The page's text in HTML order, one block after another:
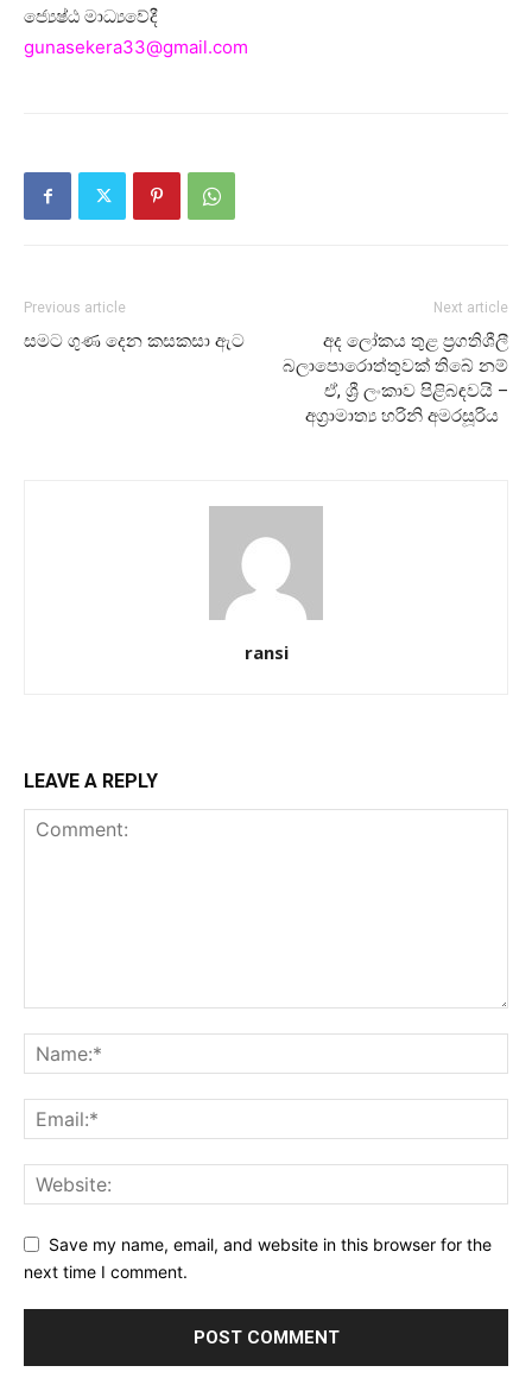
ජ්‍යෙෂ්ඨ මාධ්‍යවේදී
gunasekera33@gmail.com
Previous article
සමට ගුණ දෙන කසකසා ඇට
Next article
අද ලෝකය තුළ ප්‍රගතිශීලී
බලාපොරොත්තුවක් තිබේ නම්
ඒ, ශ්‍රී ලංකාව පිළිබඳවයි –
අග්‍රාමාත්‍ය හරිනි අමරසූරිය
ransi
LEAVE A REPLY
Save my name, email, and website in this browser for the
next time I comment.